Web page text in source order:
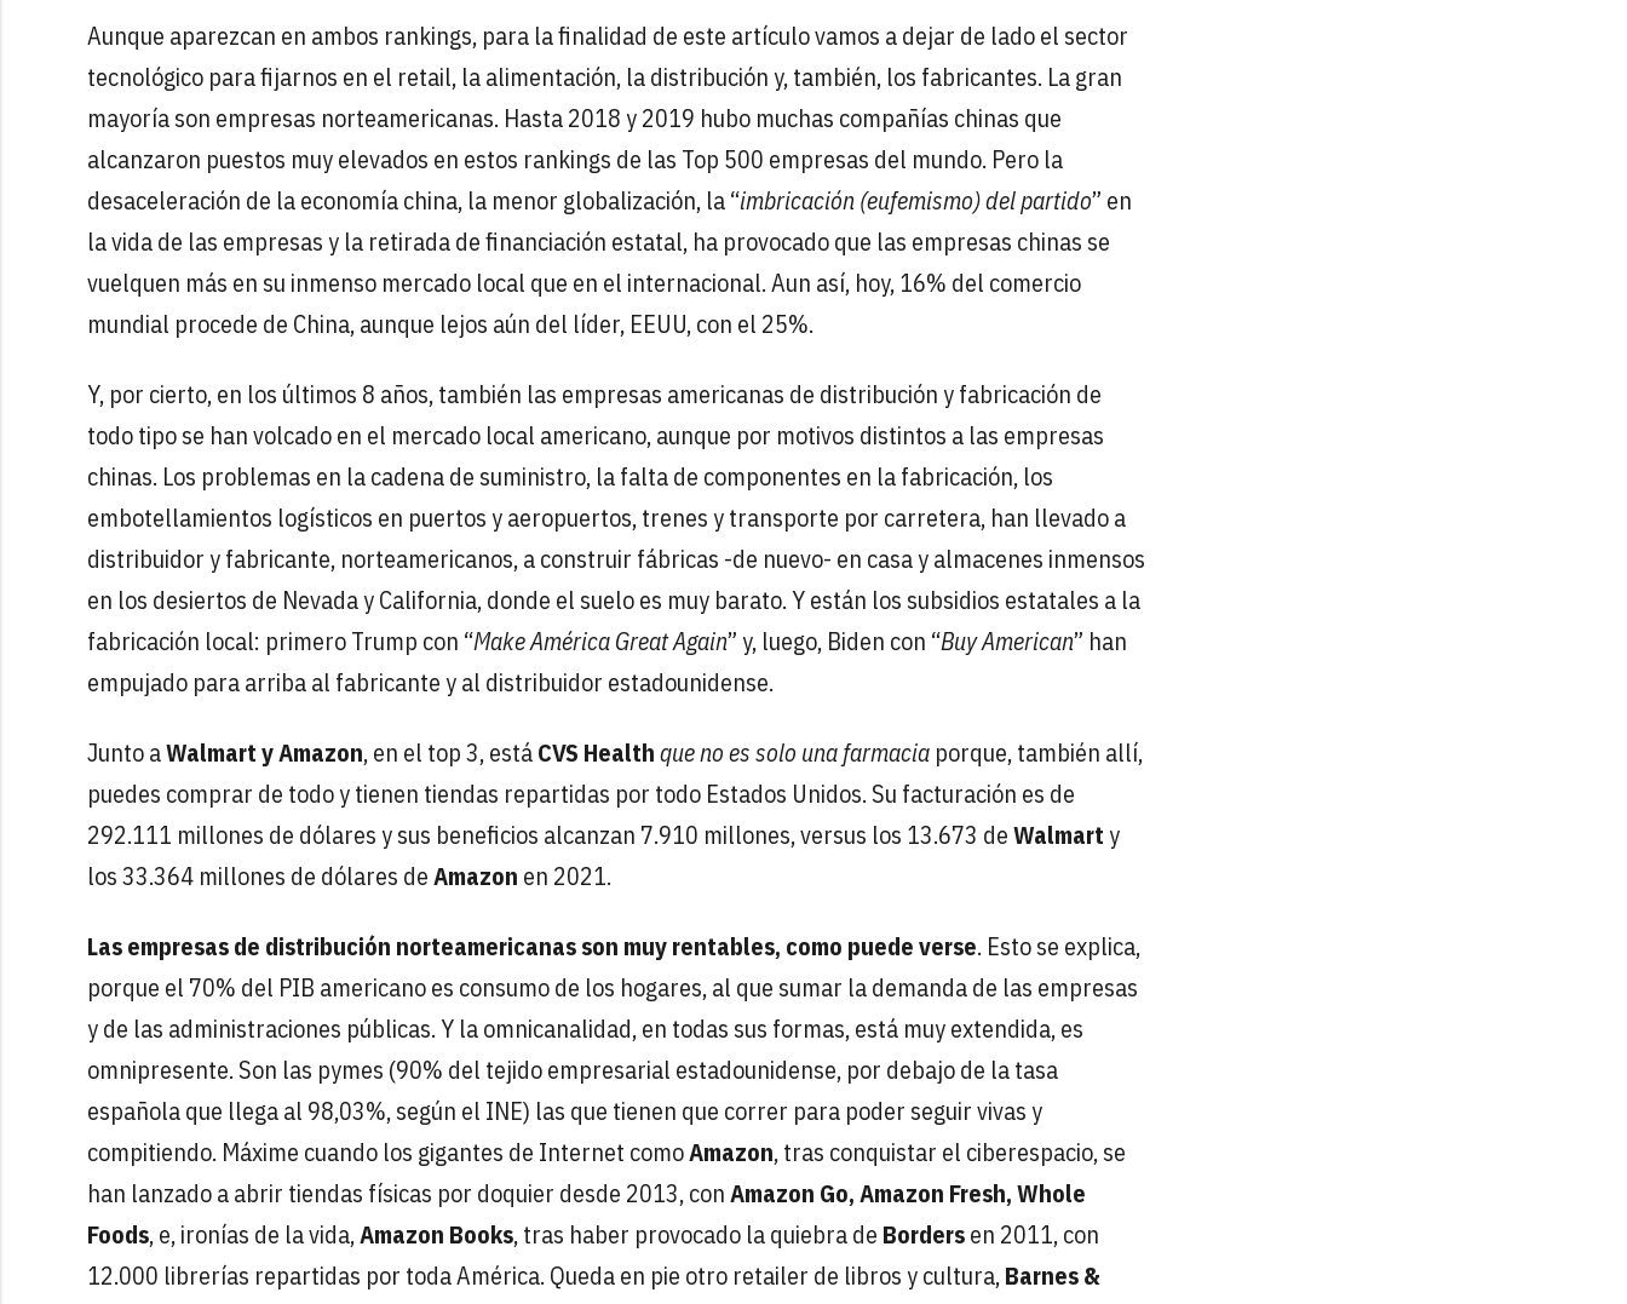
Aunque aparezcan en ambos rankings, para la finalidad de este artículo vamos a dejar de lado el sector
tecnológico para fijarnos en el retail, la alimentación, la distribución y, también, los fabricantes. La gran
mayoría son empresas norteamericanas. Hasta 2018 y 2019 hubo muchas compañías chinas que
alcanzaron puestos muy elevados en estos rankings de las Top 500 empresas del mundo. Pero la
desaceleración de la economía china, la menor globalización, la “imbricación (eufemismo) del partido” en
la vida de las empresas y la retirada de financiación estatal, ha provocado que las empresas chinas se
vuelquen más en su inmenso mercado local que en el internacional. Aun así, hoy, 16% del comercio
mundial procede de China, aunque lejos aún del líder, EEUU, con el 25%.
Y, por cierto, en los últimos 8 años, también las empresas americanas de distribución y fabricación de
todo tipo se han volcado en el mercado local americano, aunque por motivos distintos a las empresas
chinas. Los problemas en la cadena de suministro, la falta de componentes en la fabricación, los
embotellamientos logísticos en puertos y aeropuertos, trenes y transporte por carretera, han llevado a
distribuidor y fabricante, norteamericanos, a construir fábricas -de nuevo- en casa y almacenes inmensos
en los desiertos de Nevada y California, donde el suelo es muy barato. Y están los subsidios estatales a la
fabricación local: primero Trump con “Make América Great Again” y, luego, Biden con “Buy American” han
empujado para arriba al fabricante y al distribuidor estadounidense.
Junto aWalmart y Amazon, en el top 3, estáCVS Healthque no es solo una farmacia porque, también allí,
puedes comprar de todo y tienen tiendas repartidas por todo Estados Unidos. Su facturación es de
292.111 millones de dólares y sus beneficios alcanzan 7.910 millones, versus los 13.673 deWalmarty
los 33.364 millones de dólares deAmazon en 2021.
Las empresas de distribución norteamericanas son muy rentables, como puede verse. Esto se explica,
porque el 70% del PIB americano es consumo de los hogares, al que sumar la demanda de las empresas
y de las administraciones públicas. Y la omnicanalidad, en todas sus formas, está muy extendida, es
omnipresente. Son las pymes (90% del tejido empresarial estadounidense, por debajo de la tasa
española que llega al 98,03%, según el INE) las que tienen que correr para poder seguir vivas y
compitiendo. Máxime cuando los gigantes de Internet comoAmazon, tras conquistar el ciberespacio, se
han lanzado a abrir tiendas físicas por doquier desde 2013, conAmazon Go, Amazon Fresh, Whole
Foods, e, ironías de la vida,Amazon Books, tras haber provocado la quiebra de Bordersen 2011, con
12.000 librerías repartidas por toda América. Queda en pie otro retailer de libros y cultura,Barnes &